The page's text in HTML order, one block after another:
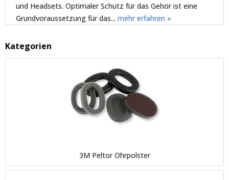
und Headsets. Optimaler Schutz für das Gehör ist eine
Grundvoraussetzung für das... mehr erfahren »
Kategorien
3M Peltor Ohrpolster